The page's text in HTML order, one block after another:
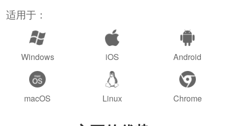
适用于：
Windows iOS Android
macOS Linux Chrome